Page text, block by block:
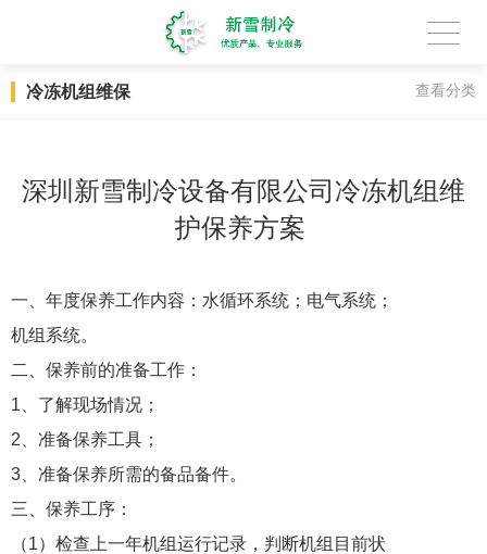
冷冻机组维保 查看分类
深圳新雪制冷设备有限公司冷冻机组维
护保养方案
一、年度保养工作内容：水循环系统；电气系统；
机组系统。
二、保养前的准备工作：
1、了解现场情况；
2、准备保养工具；
3、准备保养所需的备品备件。
三、保养工序：
（1）检查上一年机组运行记录，判断机组目前状